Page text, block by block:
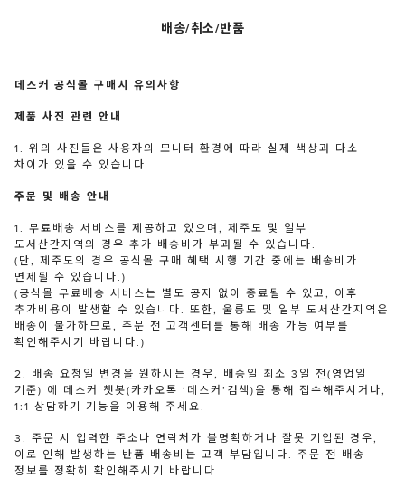
배송/취소/반품
데스커 공식몰 구매시 유의사항
제품 사진 관련 안내
1. 위의 사진들은 사용자의 모니터 환경에 따라 실제 색상과 다소
차이가 있을 수 있습니다.
주문 및 배송 안내
1. 무료배송 서비스를 제공하고 있으며, 제주도 및 일부
도서산간지역의 경우 추가 배송비가 부과될 수 있습니다.
(단, 제주도의 경우 공식몰 구매 혜택 시행 기간 중에는 배송비가
면제될 수 있습니다.)
(공식몰 무료배송 서비스는 별도 공지 없이 종료될 수 있고, 이후
추가비용이 발생할 수 있습니다. 또한, 울릉도 및 일부 도서산간지역은
배송이 불가하므로, 주문 전 고객센터를 통해 배송 가능 여부를
확인해주시기 바랍니다.)
2. 배송 요청일 변경을 원하시는 경우, 배송일 최소 3일 전(영업일
기준) 에 데스커 챗봇(카카오톡 ‘데스커’검색)을 통해 접수해주시거나,
1:1 상담하기 기능을 이용해 주세요.
3. 주문 시 입력한 주소나 연락처가 불명확하거나 잘못 기입된 경우,
이로 인해 발생하는 반품 배송비는 고객 부담입니다. 주문 전 배송
정보를 정확히 확인해주시기 바랍니다.